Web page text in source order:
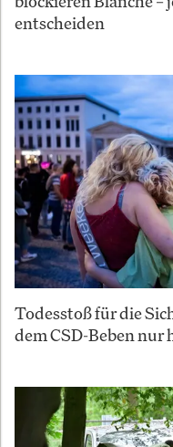
entscheiden
Todesstoß für die
dem CSD-Beben nur